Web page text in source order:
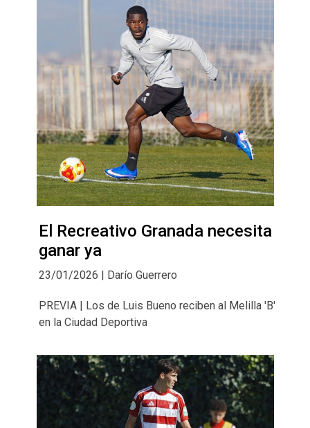
El Recreativo Granada necesita
ganar ya
23/01/2026 | Darío Guerrero
PREVIA | Los de Luis Bueno reciben al Melilla 'B'
en la Ciudad Deportiva